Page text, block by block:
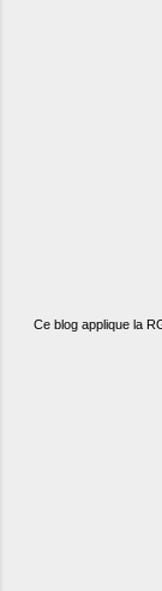
Ce blog applique la